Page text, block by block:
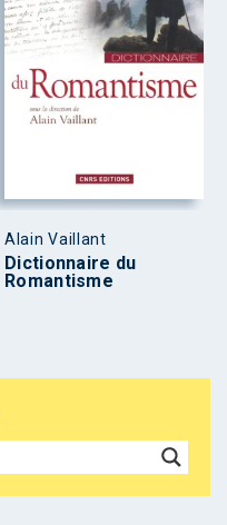
Alain Vaillant
Dictionnaire du
Romantisme